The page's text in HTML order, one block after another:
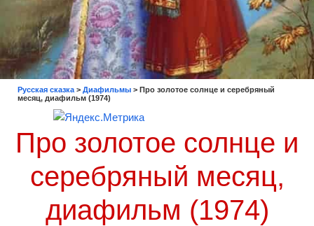
Русская сказка > Диафильмы > Про золотое солнце и серебряный
месяц, диафильм (1974)
Про золотое солнце и
серебряный месяц,
диафильм (1974)